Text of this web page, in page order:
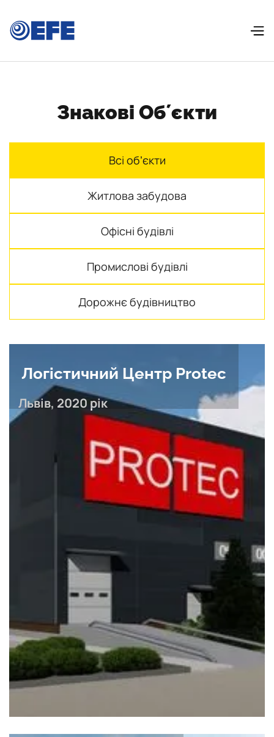
Знакові Обʼєкти
Всі обʼєкти
Житлова забудова
Офісні будівлі
Промислові будівлі
Дорожнє будівництво
Логістичний Центр Protec
Львів, 2020 рік